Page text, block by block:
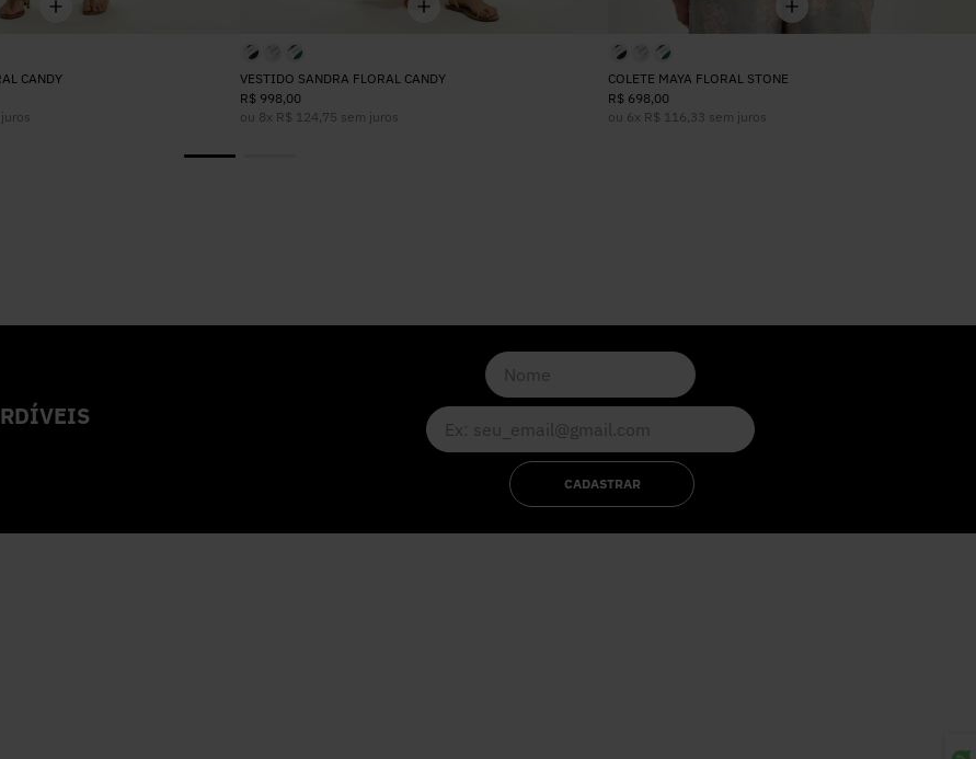
CANDY
VESTIDO SANDRA FLORAL CANDY
R$ 998,00
ou 8x R$ 124 75 sem juros
COLETE MAYA FLORAL STONE
R$ 698,00
ou 6x R$ 116 33 sem juros
CADASTRAR